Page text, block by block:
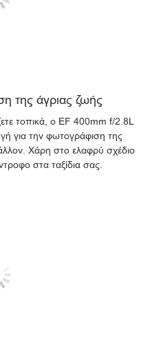
της άγριας ζωής
τοπικά, ο EF 400mm f/2.8L
για την φωτογράφιση της
Χάρη στο ελαφρύ σχέδιο
στα ταξίδια σας.